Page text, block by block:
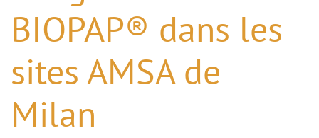
BIOPAP® dans les
sites AMSA de
Milan